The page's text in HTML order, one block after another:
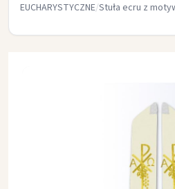
EUCHARYSTYCZNE/Stuła ecru z